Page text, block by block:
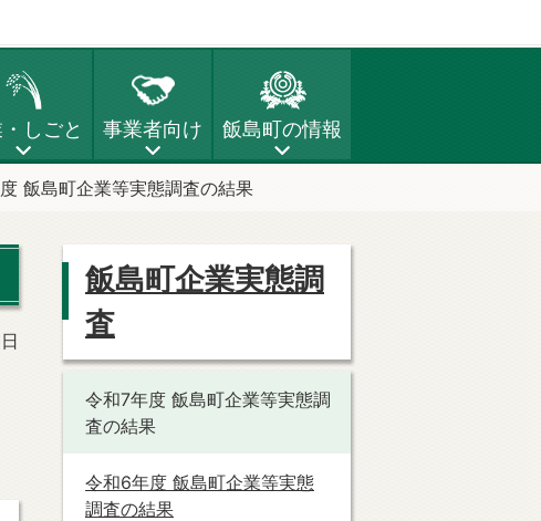
しごと 事業者向け 飯島町の情報
飯島町企業等実態調査の結果
飯島町企業実態調
査
令和7年度 飯島町企業等実態調
査の結果
令和6年度 飯島町企業等実態
調査の結果